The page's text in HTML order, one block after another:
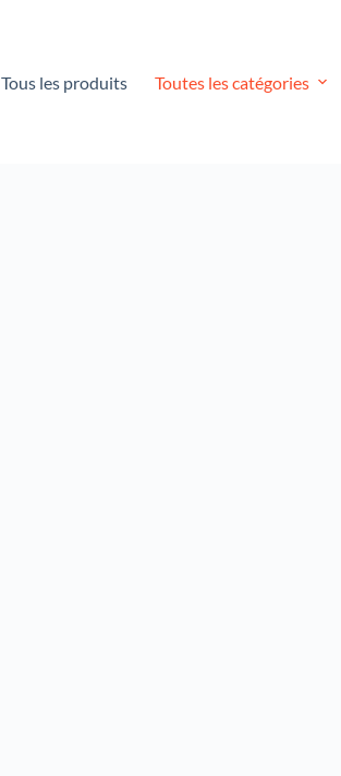
Tous les produits Toutes les catégories